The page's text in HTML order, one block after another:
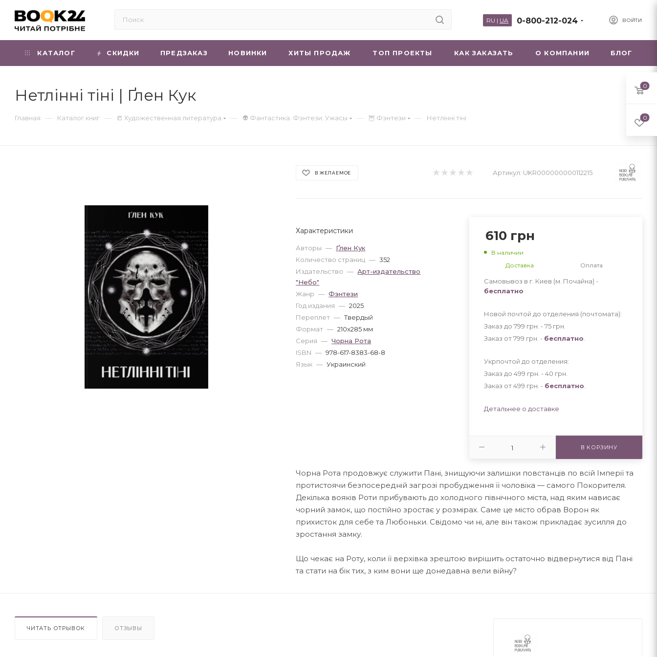
ВОЙТИ
0-800-212-024
RU | UA
КАТАЛОГ СКИДКИ ПРЕДЗАКАЗ НОВИНКИ ХИТЫ ПРОДАЖ ТОП ПРОЕКТЫ КАК ЗАКАЗАТЬ О КОМПАНИИ БЛОГ
Нетлінні тіні | Ґлен Кук
Главная — Каталог книг — 📒 Художественная литература — 👽 Фантастика. Фэнтези. Ужасы — 🦉 Фэнтези — Нетлінні тіні
В ЖЕЛАЕМОЕ Артикул: UKR000000000112215
Характеристики
Авторы — Ґлен Кук
Количество страниц — 352
Издательство — Арт-издательство
"Небо"
Жанр — Фэнтези
Год издания — 2025
Переплет — Твердый
Формат — 210x285 мм
Серия — Чорна Рота
ISBN — 978-617-8383-68-8
Язык — Украинский
610 грн
В наличии
Доставка
Оплата
Самовывоз в г. Киев (м. Почайна) -
бесплатно
Новой почтой до отделения (почтомата):
Заказ до 799 грн. - 75 грн
Заказ от 799 грн. - бесплатно
Укрпочтой до отделения:
Заказ до 499 грн. - 40 грн
Заказ от 499 грн. - бесплатно
Детальнее о доставке
В КОРЗИНУ
Чорна Рота продовжує служити Пані, знищуючи залишки повстанців по всій Імперії та
протистоячи безпосередній загрозі пробудження її чоловіка — самого Покорителя.
Декілька вояків Роти прибувають до холодного північного міста, над яким нависає
чорний замок, що постійно зростає у розмірах. Саме це місто обрав Ворон як
прихисток для себе та Любоньки. Свідомо чи ні, але він також прикладає зусилля до
зростання замку.
Що чекає на Роту, коли її верхівка зрештою вирішить остаточно відвернутися від Пані
та стати на бік тих, з ким вони ще донедавна вели війну?
ЧИТАТЬ ОТРЫВОК ОТЗЫВЫ
0
0